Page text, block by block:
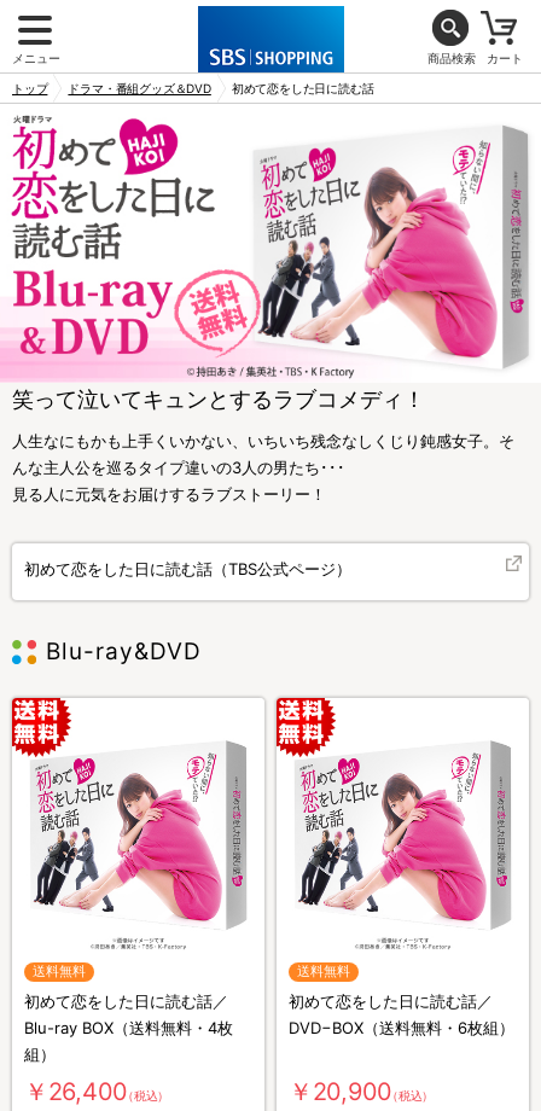
メニュー 商品検索 カート
トップ ドラマ・番組グッズ＆DVD 初めて恋をした日に読む話
笑って泣いてキュンとするラブコメディ！
人生なにもかも上手くいかない、いちいち残念なしくじり鈍感女子。そ
んな主人公を巡るタイプ違いの3人の男たち･･･
見る人に元気をお届けするラブストーリー！
初めて恋をした日に読む話（TBS公式ページ）
Blu-ray&DVD
送料無料
初めて恋をした日に読む話／
Blu-ray BOX（送料無料・4枚
組）
￥26,400（税込）
送料無料
初めて恋をした日に読む話／
DVD−BOX（送料無料・6枚組）
￥20,900（税込）